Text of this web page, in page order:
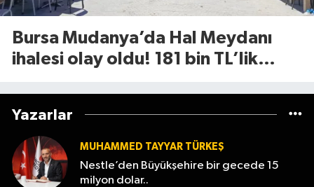
Bursa Mudanya’da Hal Meydanı
ihalesi olay oldu! 181 bin TL’lik
Yazarlar
MUHAMMED TAYYAR TÜRKEŞ
Nestle’den Büyükşehire bir gecede 15
milyon dolar..